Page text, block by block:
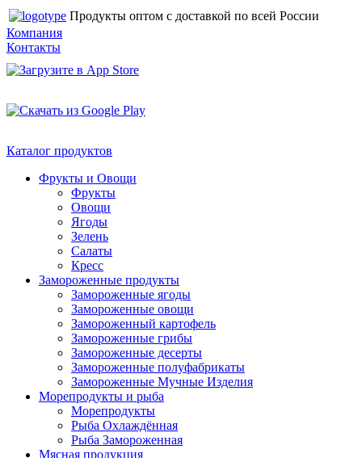
Продукты оптом с доставкой по всей России
Компания
Контакты
Каталог продуктов
Фрукты и Овощи
Фрукты
Овощи
Ягоды
Зелень
Салаты
Кресс
Замороженные продукты
Замороженные ягоды
Замороженные овощи
Замороженный картофель
Замороженные грибы
Замороженные десерты
Замороженные полуфабрикаты
Замороженные Мучные Изделия
Морепродукты и рыба
Морепродукты
Рыба Охлаждённая
Рыба Замороженная
Мясная продукция